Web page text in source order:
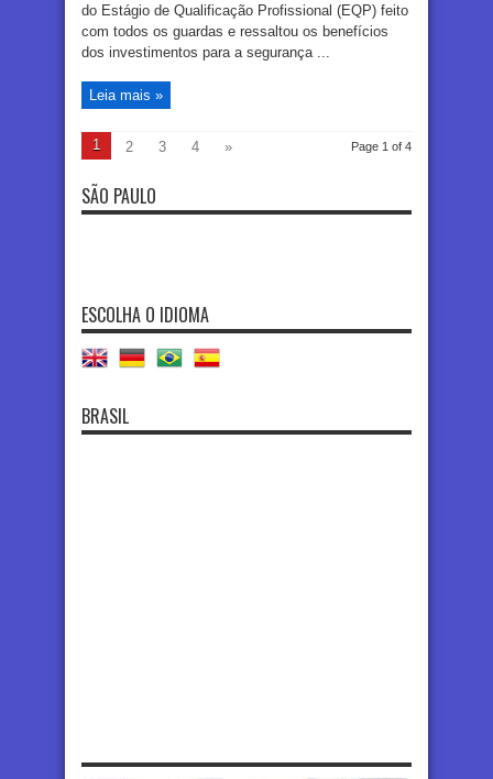
do Estágio de Qualificação Profissional (EQP) feito
com todos os guardas e ressaltou os benefícios
dos investimentos para a segurança ...
Leia mais »
Page 1 of 4
1 2 3 4 »
SÃO PAULO
ESCOLHA O IDIOMA
BRASIL